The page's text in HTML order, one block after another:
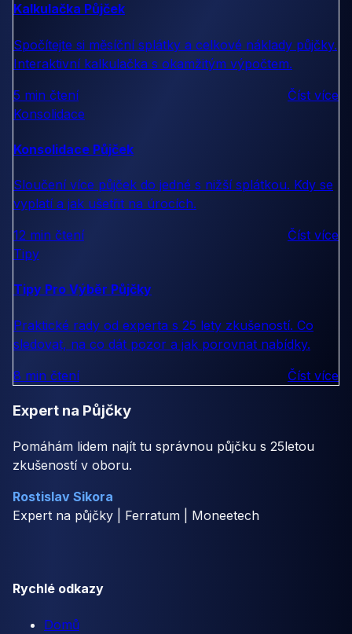
Kalkulačka Půjček
Spočítejte si měsíční splátky a celkové náklady půjčky.
Interaktivní kalkulačka s okamžitým výpočtem.
5 min čtení
Číst více
Konsolidace
Konsolidace Půjček
Sloučení více půjček do jedné s nižší splátkou. Kdy se
vyplatí a jak ušetřit na úrocích.
12 min čtení
Číst více
Tipy
Tipy Pro Výběr Půjčky
Praktické rady od experta s 25 lety zkušeností. Co
sledovat, na co dát pozor a jak porovnat nabídky.
8 min čtení
Číst více
Expert na Půjčky
Pomáhám lidem najít tu správnou půjčku s 25letou
zkušeností v oboru.
Rostislav Sikora
Expert na půjčky | Ferratum | Moneetech
Rychlé odkazy
Domů